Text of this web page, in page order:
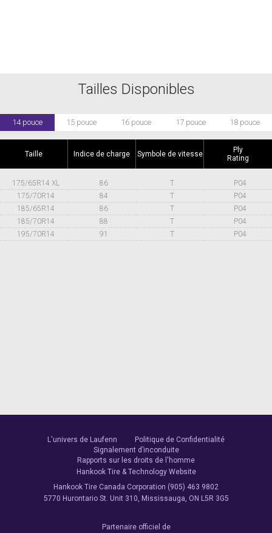
Tailles Disponibles
14 pouce 15 pouce 16 pouce 17 pouce 18 pouce
Taille Indice de charge Symbole de vitesse
Ply
Rating
175/65R14 XL 86 T
P04
175/70R14
84 T
P04
185/65R14
86 T
P04
185/70R14
88 T
P04
195/70R14
91 T P04
L'univers de Laufenn
Politique de Confidentialité
Signalement d’inconduite
Rapports sur les droits de l'homme
Hankook Tire & Technology Website
Hankook Tire Canada Corporation (905) 463 9802
5770 Hurontario St. Unit 310, Mississauga, ON L5R 3G5
Partenaire officiel de